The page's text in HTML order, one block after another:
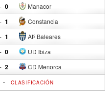
- Manacor
0
- Constancia
1
- Atº Baleares
1
- UD Ibiza
0
- CD Menorca
2
-CLASIFICACIÓN